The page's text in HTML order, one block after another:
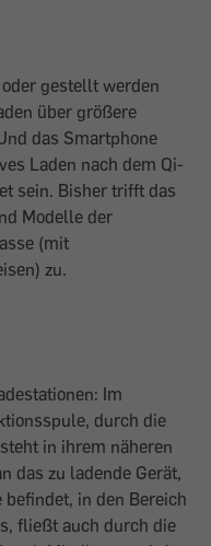
gestellt werden
über größere
das Smartphone
Laden nach dem Qi-
sein. Bisher trifft das
Modelle der
(mit
zu.
Im
durch die
in ihrem näheren
das zu ladende Gerät,
in den Bereich
fließt auch durch die